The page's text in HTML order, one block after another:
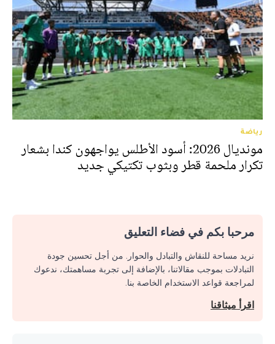
رياضة
مونديال 2026: أسود الأطلس يواجهون كندا بشعار
تكرار ملحمة قطر وبثوب تكتيكي جديد
مرحبا بكم في فضاء التعليق
نريد مساحة للنقاش والتبادل والحوار. من أجل تحسين جودة
التبادلات بموجب مقالاتنا، بالإضافة إلى تجربة مساهمتك، ندعوك
لمراجعة قواعد الاستخدام الخاصة بنا.
اقرأ ميثاقنا